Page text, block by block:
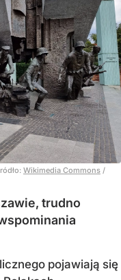
Wikimedia Commons /
trudno
pojawiają się